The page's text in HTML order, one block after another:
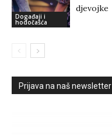
Događaji i
hodočašća
djevojke
Prijava na naš newsletter